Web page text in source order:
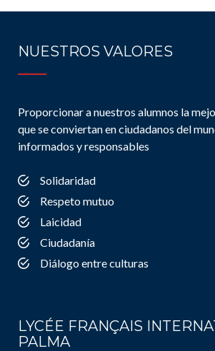
NUESTROS VALORES
Proporcionar a nuestros alumnos la
que se conviertan en ciudadanos del
informados y responsables
Solidaridad
Respeto mutuo
Laicidad
Ciudadanía
Diálogo entre culturas
LYCÉE FRANÇAIS
PALMA